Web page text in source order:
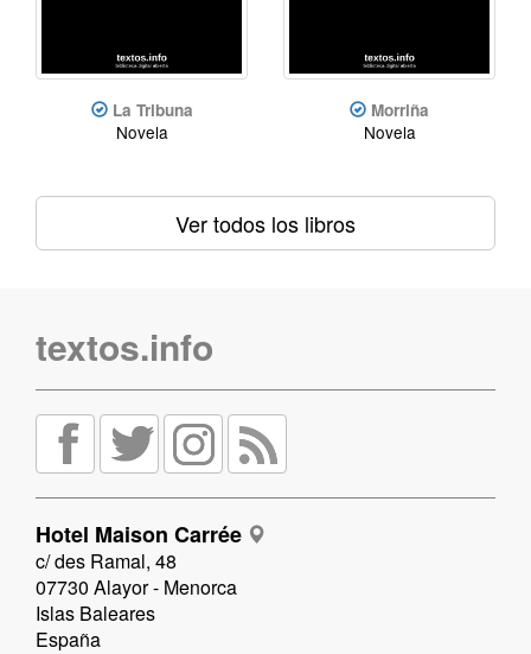
La Tribuna
Novela
Morriña
Novela
Ver todos los libros
textos.info
Hotel Maison Carrée
c/ des Ramal, 48
07730 Alayor - Menorca
Islas Baleares
España